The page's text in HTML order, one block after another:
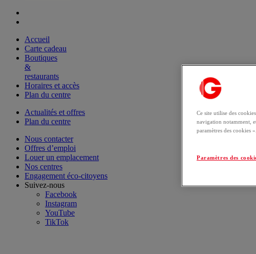
Accueil
Carte cadeau
Boutiques
&
restaurants
Horaires et accès
Plan du centre
Actualités et offres
Plan du centre
Nous contacter
Offres d’emploi
Louer un emplacement
Nos centres
Engagement éco-citoyens
Suivez-nous
Facebook
Instagram
YouTube
TikTok
Ce site utilise des
navigation notamment,
paramètres des cookies ».
Paramètres des